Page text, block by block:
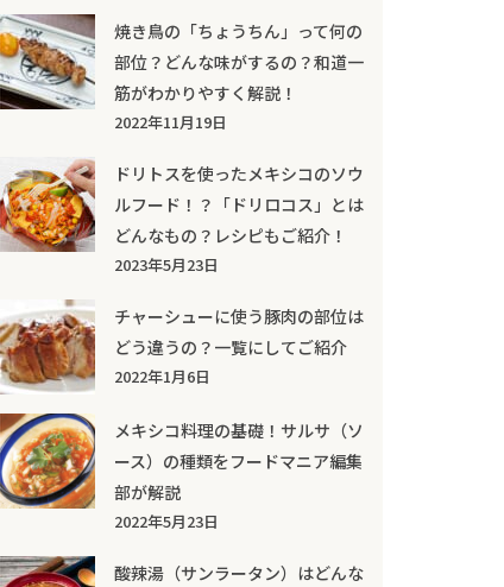
焼き鳥の「ちょうちん」って何の
部位？どんな味がするの？和道一
筋がわかりやすく解説！
2022年11月19日
ドリトスを使ったメキシコのソウ
ルフード！？「ドリロコス」とは
どんなもの？レシピもご紹介！
2023年5月23日
チャーシューに使う豚肉の部位は
どう違うの？一覧にしてご紹介
2022年1月6日
メキシコ料理の基礎！サルサ（ソ
ース）の種類をフードマニア編集
部が解説
2022年5月23日
酸辣湯（サンラータン）はどんな